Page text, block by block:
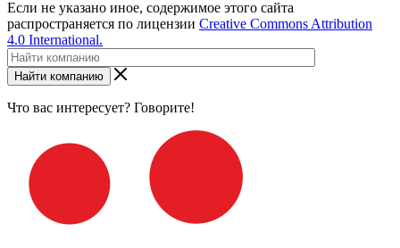
Если не указано иное, содержимое этого сайта
распространяется по лицензии Creative Commons Attribution
4.0 International.
Найти компанию
Что вас интересует? Говорите!